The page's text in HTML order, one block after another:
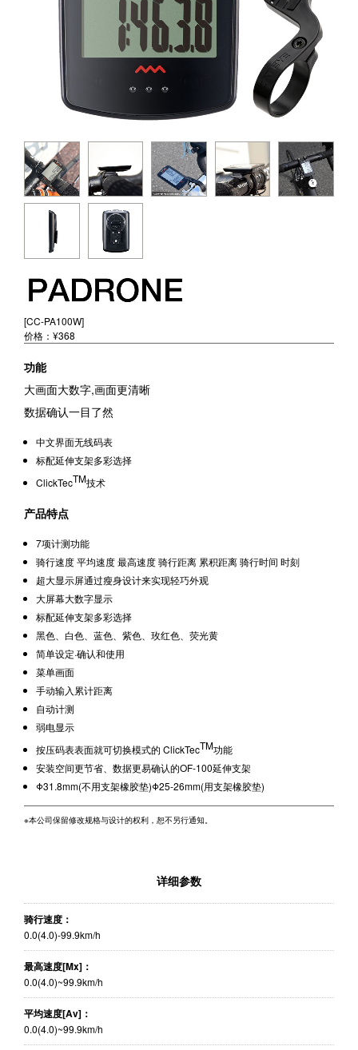
[CC-PA100W]
价格：¥368
功能
大画面大数字,画面更清晰
数据确认一目了然
中文界面无线码表
标配延伸支架多彩选择
ClickTecTM技术
产品特点
7项计测功能
骑行速度 平均速度 最高速度 骑行距离 累积距离 骑行时间 时刻
超大显示屏通过瘦身设计来实现轻巧外观
大屏幕大数字显示
标配延伸支架多彩选择
黑色、白色、蓝色、紫色、玫红色、荧光黄
简单设定·确认和使用
菜单画面
手动输入累计距离
自动计测
弱电显示
按压码表表面就可切换模式的 ClickTecTM功能
安装空间更节省、数据更易确认的OF-100延伸支架
Φ31.8mm(不用支架橡胶垫)Φ25-26mm(用支架橡胶垫)
※本公司保留修改规格与设计的权利，恕不另行通知。
详细参数
骑行速度：
0.0(4.0)-99.9km/h
最高速度[Mx]：
0.0(4.0)~99.9km/h
平均速度[Av]：
0.0(4.0)~99.9km/h